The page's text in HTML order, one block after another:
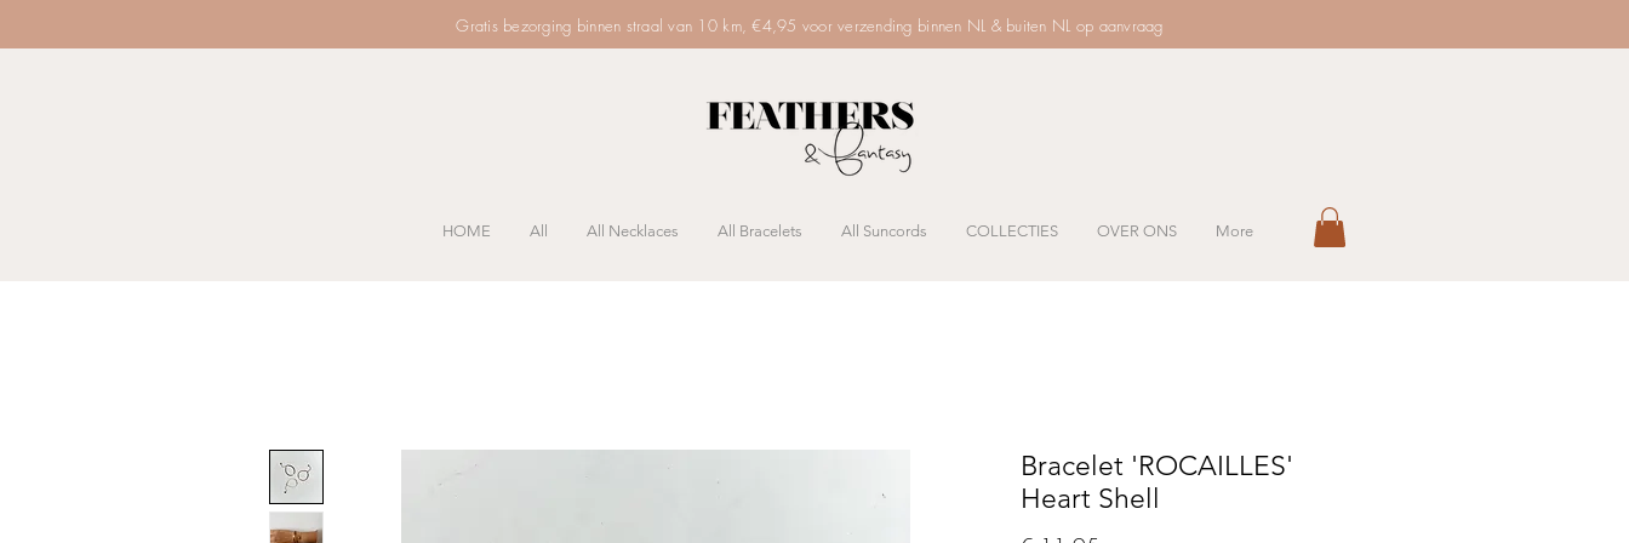
Gratis bezorging binnen straal van 10 km, €4,95 voor verzending binnen NL & buiten NL op aanvraag
HOME All All Necklaces All Bracelets All Suncords COLLECTIES OVER ONS More
Bracelet 'ROCAILLES'
Heart Shell